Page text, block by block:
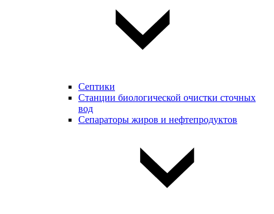
Септики
Станции биологической очистки сточных
вод
Сепараторы жиров и нефтепродуктов